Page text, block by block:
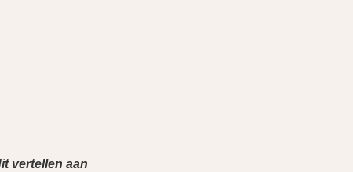
vertellen aan